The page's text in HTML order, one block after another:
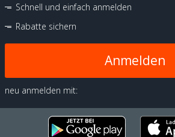
Schnell und einfach anmelden
Rabatte sichern
Anmelden
neu anmelden mit: